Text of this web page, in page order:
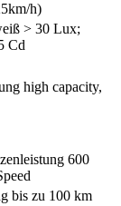
h)
> 30 Lux;
Cd
high capacity,
600
bis zu 100 km